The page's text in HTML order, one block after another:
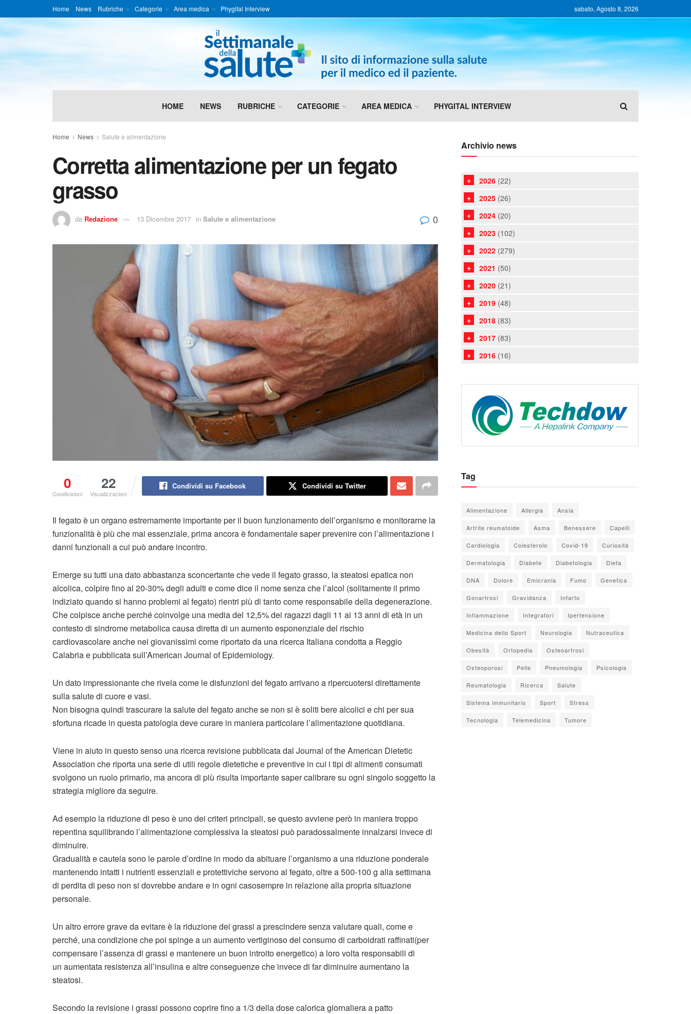
Home News Rubriche Categorie Area medica Phygital Interview sabato, Agosto 8, 2026
HOME NEWS RUBRICHE CATEGORIE AREA MEDICA PHYGITAL INTERVIEW
Home News Salute e alimentazione
Corretta alimentazione per un fegato
grasso
da Redazione 13 Dicembre 2017 in Salute e alimentazione 0
0
Condivisioni
22
Visualizzazioni
Condividi su Facebook Condividi su Twitter
Il fegato è un organo estremamente importante per il buon funzionamento dell’organismo e monitorarne la
funzionalità è più che mai essenziale, prima ancora è fondamentale saper prevenire con l’alimentazione i
danni funzionali a cui può andare incontro.
Emerge su tutti una dato abbastanza sconcertante che vede il fegato grasso, la steatosi epatica non
alcolica, colpire fino al 20-30% degli adulti e come dice il nome senza che l’alcol (solitamente il primo
indiziato quando si hanno problemi al fegato) rientri più di tanto come responsabile della degenerazione.
Che colpisce anche perché coinvolge una media del 12,5% dei ragazzi dagli 11 ai 13 anni di età in un
contesto di sindrome metabolica causa diretta di un aumento esponenziale del rischio
cardiovascolare anche nei giovanissimi come riportato da una ricerca Italiana condotta a Reggio
Calabria e pubblicata sull’American Journal of Epidemiology.
Un dato impressionante che rivela come le disfunzioni del fegato arrivano a ripercuotersi direttamente
sulla salute di cuore e vasi.
Non bisogna quindi trascurare la salute del fegato anche se non si è soliti bere alcolici e chi per sua
sfortuna ricade in questa patologia deve curare in maniera particolare l’alimentazione quotidiana.
Viene in aiuto in questo senso una ricerca revisione pubblicata dal Journal of the American Dietetic
Association che riporta una serie di utili regole dietetiche e preventive in cui i tipi di alimenti consumati
svolgono un ruolo primario, ma ancora di più risulta importante saper calibrare su ogni singolo soggetto la
strategia migliore da seguire.
Ad esempio la riduzione di peso è uno dei criteri principali, se questo avviene però in maniera troppo
repentina squilibrando l’alimentazione complessiva la steatosi può paradossalmente innalzarsi invece di
diminuire.
Gradualità e cautela sono le parole d’ordine in modo da abituare l’organismo a una riduzione ponderale
mantenendo intatti i nutrienti essenziali e protettiviche servono al fegato, oltre a 500-100 g alla settimana
di perdita di peso non si dovrebbe andare e in ogni casosempre in relazione alla propria situazione
personale.
Un altro errore grave da evitare è la riduzione dei grassi a prescindere senza valutare quali, come e
perché, una condizione che poi spinge a un aumento vertiginoso del consumo di carboidrati raffinati(per
compensare l’assenza di grassi e mantenere un buon introito energetico) a loro volta responsabili di
un aumentata resistenza all’insulina e altre conseguenze che invece di far diminuire aumentano la
steatosi.
Secondo la revisione i grassi possono coprire fino a 1/3 della dose calorica giornaliera a patto
Archivio news
2026 (22)
2025 (26)
2024 (20)
2023 (102)
2022 (279)
2021 (50)
2020 (21)
2019 (48)
2018 (83)
2017 (83)
2016 (16)
Tag
Alimentazione Allergia Ansia
Artrite reumatoide Asma Benessere Capelli
Cardiologia Colesterolo Covid-19 Curiosità
Dermatologia Diabete Diabetologia Dieta
DNA Dolore Emicrania Fumo Genetica
Gonartrosi Gravidanza Infarto
Infiammazione Integratori Ipertensione
Medicina dello Sport Neurologia Nutraceutica
Obesità Ortopedia Osteoartrosi
Osteoporosi Pelle Pneumologia Psicologia
Reumatologia Ricerca Salute
Sistema immunitario Sport Stress
Tecnologia Telemedicina Tumore